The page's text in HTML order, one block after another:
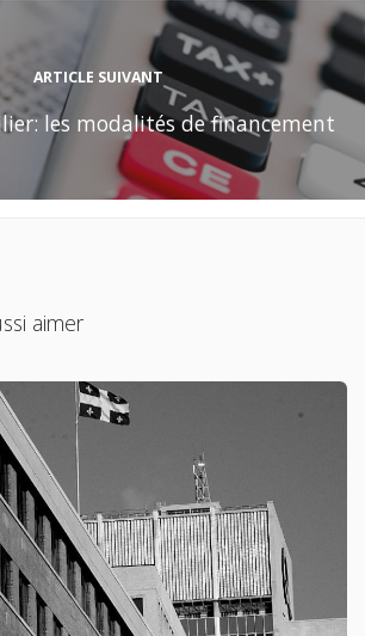
ARTICLE SUIVANT
les modalités de financement
aimer